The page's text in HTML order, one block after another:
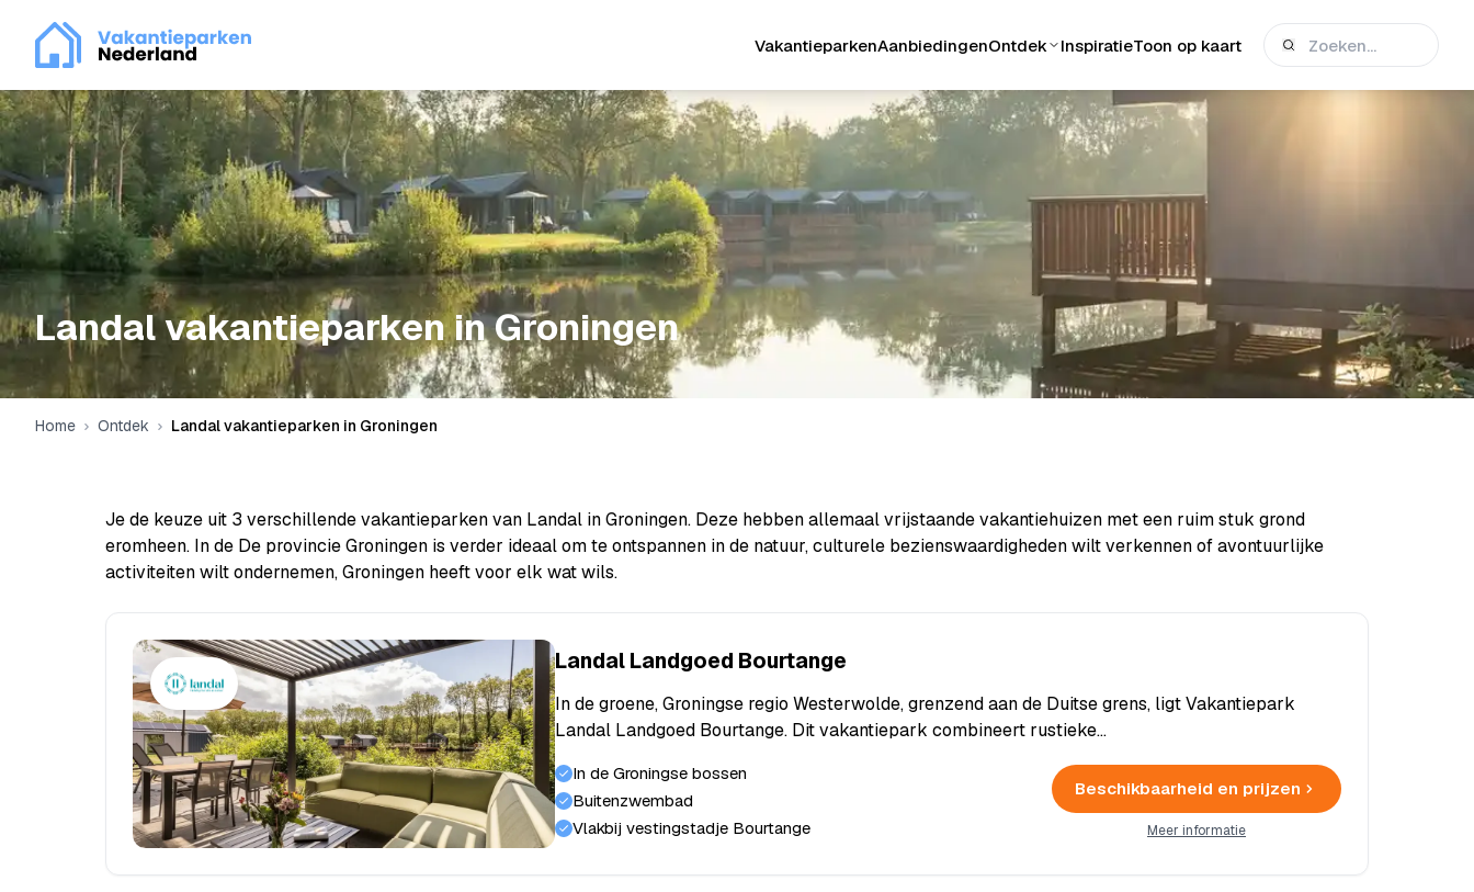
VakantieparkenAanbiedingenOntdek InspiratieToon op kaart
Landal vakantieparken in Groningen
Home Ontdek Landal vakantieparken in Groningen
Je de keuze uit 3 verschillende vakantieparken van Landal in Groningen. Deze hebben allemaal vrijstaande vakantiehuizen met een ruim stuk grond
eromheen. In de De provincie Groningen is verder ideaal om te ontspannen in de natuur, culturele bezienswaardigheden wilt verkennen of avontuurlijke
activiteiten wilt ondernemen, Groningen heeft voor elk wat wils.
Landal Landgoed Bourtange
In de groene, Groningse regio Westerwolde, grenzend aan de Duitse grens, ligt Vakantiepark
Landal Landgoed Bourtange. Dit vakantiepark combineert rustieke…
In de Groningse bossen
Buitenzwembad
Vlakbij vestingstadje Bourtange
Beschikbaarheid en prijzen
Meer informatie